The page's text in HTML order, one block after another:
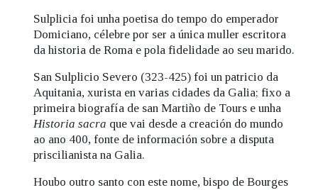
Sulplicia foi unha poetisa do tempo do emperador
Domiciano, célebre por ser a única muller escritora
da historia de Roma e pola fidelidade ao seu marido.
San Sulplicio Severo (323-425) foi un patricio da
Aquitania, xurista en varias cidades da Galia; fixo a
primeira biografía de san Martiño de Tours e unha
Historia sacra que vai desde a creación do mundo
ao ano 400, fonte de información sobre a disputa
priscilianista na Galia.
Houbo outro santo con este nome, bispo de Bourges